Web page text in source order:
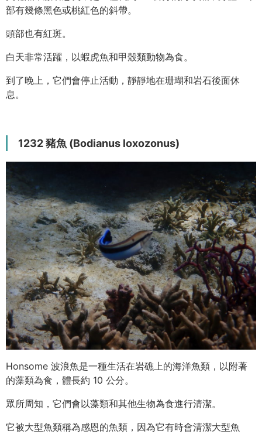
部有幾條黑色或桃紅色的斜帶。
頭部也有紅斑。
白天非常活躍，以蝦虎魚和甲殼類動物為食。
到了晚上，它們會停止活動，靜靜地在珊瑚和岩石後面休
息。
1232 豬魚 (Bodianus loxozonus)
Honsome 波浪魚是一種生活在岩礁上的海洋魚類，以附著
的藻類為食，體長約 10 公分。
眾所周知，它們會以藻類和其他生物為食進行清潔。
它被大型魚類稱為感恩的魚類，因為它有時會清潔大型魚